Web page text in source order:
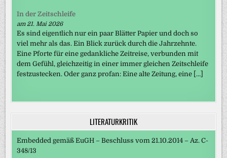
In der Zeitschleife
am 21. Mai 2026
Es sind eigentlich nur ein paar Blätter Papier und doch so
viel mehr als das. Ein Blick zurück durch die Jahrzehnte.
Eine Pforte für eine gedankliche Zeitreise, verbunden mit
dem Gefühl, gleichzeitig in einer immer gleichen Zeitschleife
festzustecken. Oder ganz profan: Eine alte Zeitung, eine […]
LITERATURKRITIK
Embedded gemäß EuGH – Beschluss vom 21.10.2014 – Az. C-
348/13